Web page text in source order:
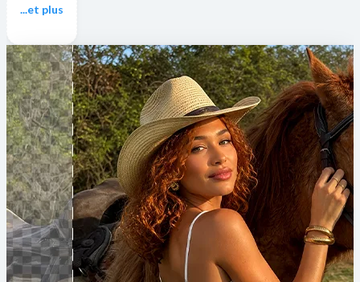
...et plus